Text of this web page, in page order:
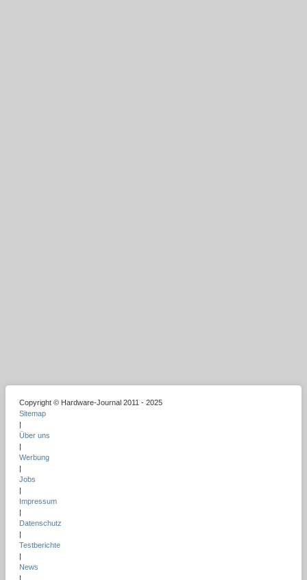
Copyright © Hardware-Journal 2011 - 2025
Sitemap
Über uns
Werbung
Jobs
Impressum
Datenschutz
Testberichte
News